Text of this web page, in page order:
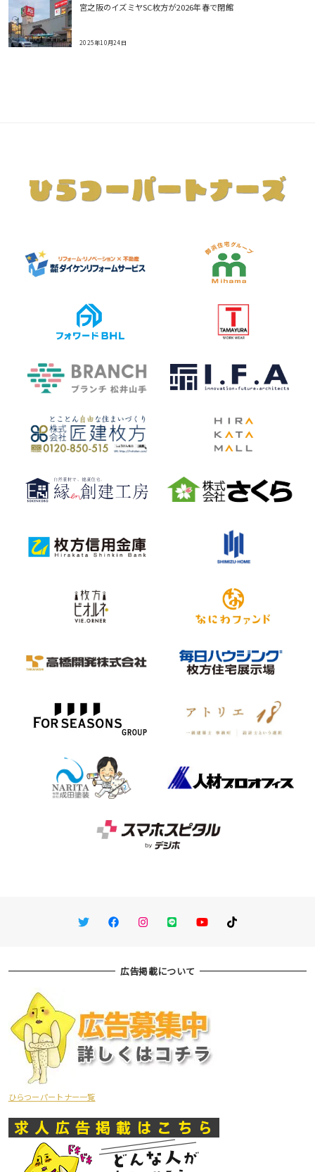
宮之阪のイズミヤSC枚方が2026年春で閉館
2025年10月24日
TwitterFacebookInstagram
LINE You TubeTikTok
広告掲載について
ひらつーパートナー一覧